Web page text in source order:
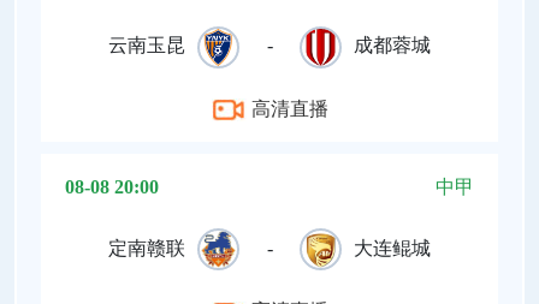
云南玉昆 - 成都蓉城
高清直播
08-08 20:00 中甲
定南赣联 - 大连鲲城